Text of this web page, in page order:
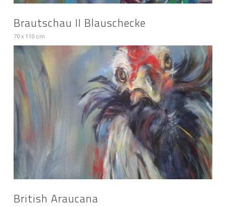
Brautschau II Blauschecke
70 x 110 cm
British Araucana